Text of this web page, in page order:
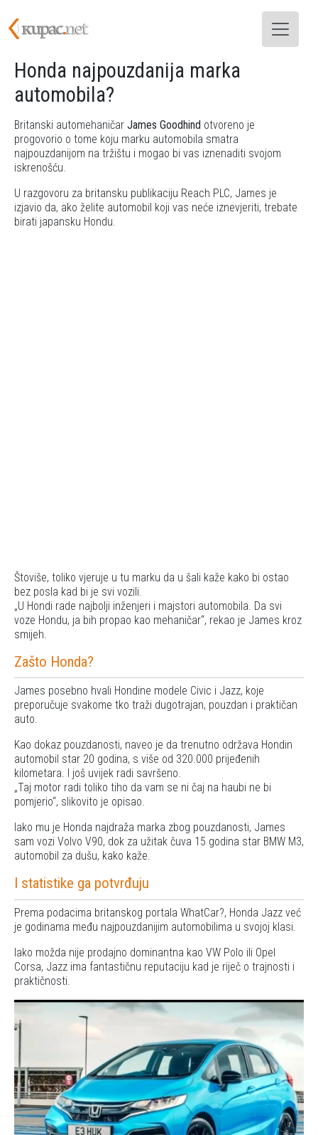
Honda najpouzdanija marka
automobila?
Britanski automehaničar James Goodhind otvoreno je
progovorio o tome koju marku automobila smatra
najpouzdanijom na tržištu i mogao bi vas iznenaditi svojom
iskrenošću.
U razgovoru za britansku publikaciju Reach PLC, James je
izjavio da, ako želite automobil koji vas neće iznevjeriti, trebate
birati japansku Hondu.
Štoviše, toliko vjeruje u tu marku da u šali kaže kako bi ostao
bez posla kad bi je svi vozili.
U Hondi rade najbolji inženjeri i majstori automobila. Da svi
voze Hondu, ja bih propao kao mehaničar , rekao je James kroz
smijeh.
Zašto Honda?
James posebno hvali Hondine modele Civic i Jazz, koje
preporučuje svakome tko traži dugotrajan, pouzdan i praktičan
auto.
Kao dokaz pouzdanosti, naveo je da trenutno održava Hondin
automobil star 20 godina, s više od 320.000 prijeđenih
kilometara. I još uvijek radi savršeno.
Taj motor radi toliko tiho da vam se ni čaj na haubi ne bi
pomjerio , slikovito je opisao.
Iako mu je Honda najdraža marka zbog pouzdanosti, James
sam vozi Volvo V90, dok za užitak čuva 15 godina star BMW M3,
automobil za dušu, kako kaže.
I statistike ga potvrđuju
Prema podacima britanskog portala WhatCar?, Honda Jazz već
je godinama među najpouzdanijim automobilima u svojoj klasi.
Iako možda nije prodajno dominantna kao VW Polo ili Opel
Corsa, Jazz ima fantastičnu reputaciju kad je riječ o trajnosti i
praktičnosti.